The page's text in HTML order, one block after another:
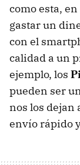
como esta,
gastar un
con el
calidad a un
ejemplo, los
pueden ser
nos los dejan
envío rápido